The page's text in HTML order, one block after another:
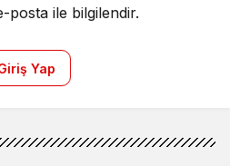
posta ile bilgilendir.
Yap